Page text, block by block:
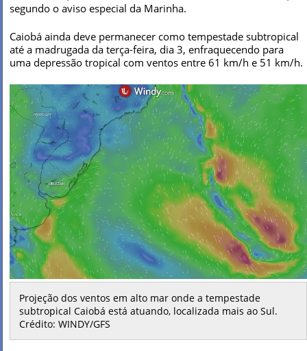
segundo o aviso especial da Marinha.
Caiobá ainda deve permanecer como tempestade subtropical
até a madrugada da terça-feira, dia 3, enfraquecendo para
uma depressão tropical com ventos entre 61 km/h e 51 km/h.
Projeção dos ventos em alto mar onde a tempestade
subtropical Caiobá está atuando, localizada mais ao Sul.
Crédito: WINDY/GFS